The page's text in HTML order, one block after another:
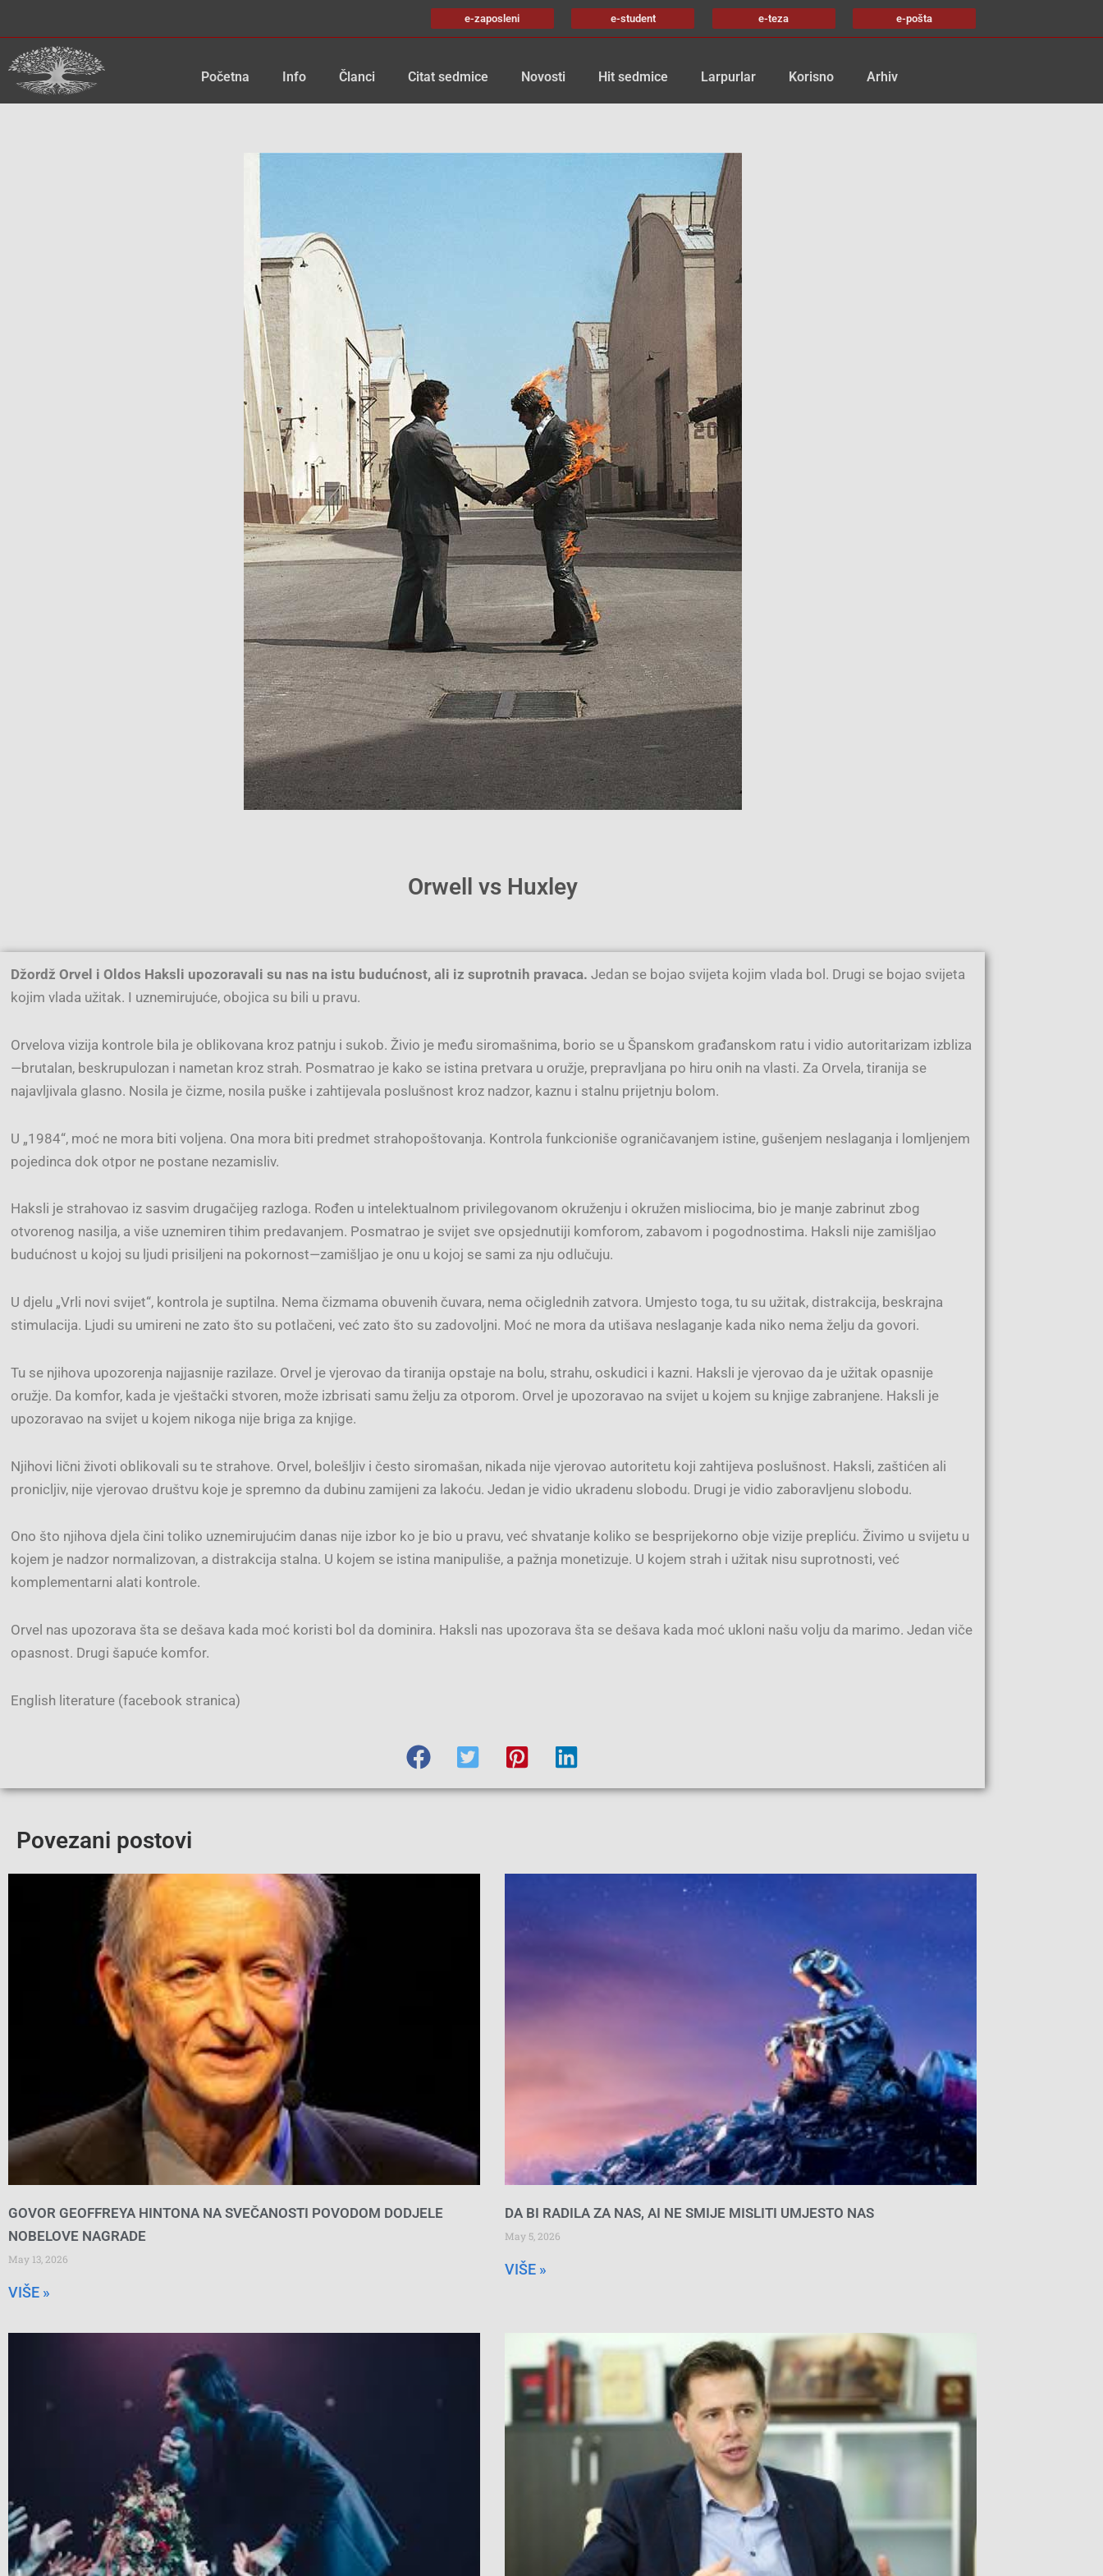
to
content
e-zaposleni e-student e-teza e-pošta
Početna Info Članci Citat sedmice Novosti Hit sedmice Larpurlar Korisno Arhiv
Orwell vs Huxley
Džordž Orvel i Oldos Haksli upozoravali su nas na istu budućnost, ali iz suprotnih pravaca. Jedan se bojao svijeta kojim vlada bol. Drugi se bojao svijeta
kojim vlada užitak. I uznemirujuće, obojica su bili u pravu.
Orvelova vizija kontrole bila je oblikovana kroz patnju i sukob. Živio je među siromašnima, borio se u Španskom građanskom ratu i vidio autoritarizam izbliza
—brutalan, beskrupulozan i nametan kroz strah. Posmatrao je kako se istina pretvara u oružje, prepravljana po hiru onih na vlasti. Za Orvela, tiranija se
najavljivala glasno. Nosila je čizme, nosila puške i zahtijevala poslušnost kroz nadzor, kaznu i stalnu prijetnju bolom.
U „1984“, moć ne mora biti voljena. Ona mora biti predmet strahopoštovanja. Kontrola funkcioniše ograničavanjem istine, gušenjem neslaganja i lomljenjem
pojedinca dok otpor ne postane nezamisliv.
Haksli je strahovao iz sasvim drugačijeg razloga. Rođen u intelektualnom privilegovanom okruženju i okružen misliocima, bio je manje zabrinut zbog
otvorenog nasilja, a više uznemiren tihim predavanjem. Posmatrao je svijet sve opsjednutiji komforom, zabavom i pogodnostima. Haksli nije zamišljao
budućnost u kojoj su ljudi prisiljeni na pokornost—zamišljao je onu u kojoj se sami za nju odlučuju.
U djelu „Vrli novi svijet“, kontrola je suptilna. Nema čizmama obuvenih čuvara, nema očiglednih zatvora. Umjesto toga, tu su užitak, distrakcija, beskrajna
stimulacija. Ljudi su umireni ne zato što su potlačeni, već zato što su zadovoljni. Moć ne mora da utišava neslaganje kada niko nema želju da govori.
Tu se njihova upozorenja najjasnije razilaze. Orvel je vjerovao da tiranija opstaje na bolu, strahu, oskudici i kazni. Haksli je vjerovao da je užitak opasnije
oružje. Da komfor, kada je vještački stvoren, može izbrisati samu želju za otporom. Orvel je upozoravao na svijet u kojem su knjige zabranjene. Haksli je
upozoravao na svijet u kojem nikoga nije briga za knjige.
Njihovi lični životi oblikovali su te strahove. Orvel, bolešljiv i često siromašan, nikada nije vjerovao autoritetu koji zahtijeva poslušnost. Haksli, zaštićen ali
pronicljiv, nije vjerovao društvu koje je spremno da dubinu zamijeni za lakoću. Jedan je vidio ukradenu slobodu. Drugi je vidio zaboravljenu slobodu.
Ono što njihova djela čini toliko uznemirujućim danas nije izbor ko je bio u pravu, već shvatanje koliko se besprijekorno obje vizije prepliću. Živimo u svijetu u
kojem je nadzor normalizovan, a distrakcija stalna. U kojem se istina manipuliše, a pažnja monetizuje. U kojem strah i užitak nisu suprotnosti, već
komplementarni alati kontrole.
Orvel nas upozorava šta se dešava kada moć koristi bol da dominira. Haksli nas upozorava šta se dešava kada moć ukloni našu volju da marimo. Jedan viče
opasnost. Drugi šapuće komfor.
English literature (facebook stranica)
Povezani postovi
GOVOR GEOFFREYA HINTONA NA SVEČANOSTI POVODOM DODJELE
NOBELOVE NAGRADE
May 13, 2026
VIŠE »
DA BI RADILA ZA NAS, AI NE SMIJE MISLITI UMJESTO NAS
May 5, 2026
VIŠE »